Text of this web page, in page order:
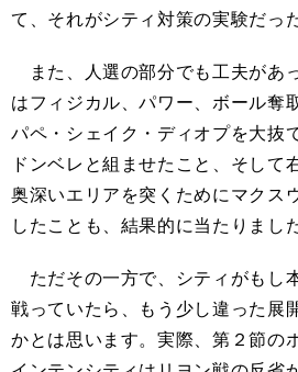
て、それがシティ対策の実験だっ
また、人選の部分でも工夫があ
はフィジカル、パワー、ボール奪
パペ・シェイク・ディオプを大抜
ドンベレと組ませたこと、そして
奥深いエリアを突くためにマクス
したことも、結果的に当たりまし
ただその一方で、シティがもし
戦っていたら、もう少し違った展
かとは思います。実際、第２節の